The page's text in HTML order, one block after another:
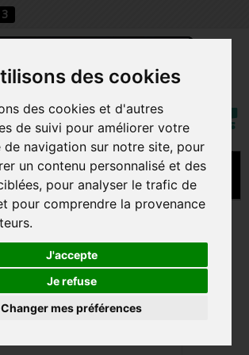
des cookies
des cookies et d'autres
de suivi pour améliorer votre
de navigation sur notre site, pour
un contenu personnalisé et des
pour analyser le trafic de
pour comprendre la provenance
J'accepte
Je refuse
Changer mes préférences
Rechercher
Mon
POP
WHIP IT / DEVO / FIGURINE FUNKO POP
/ FIGURINE